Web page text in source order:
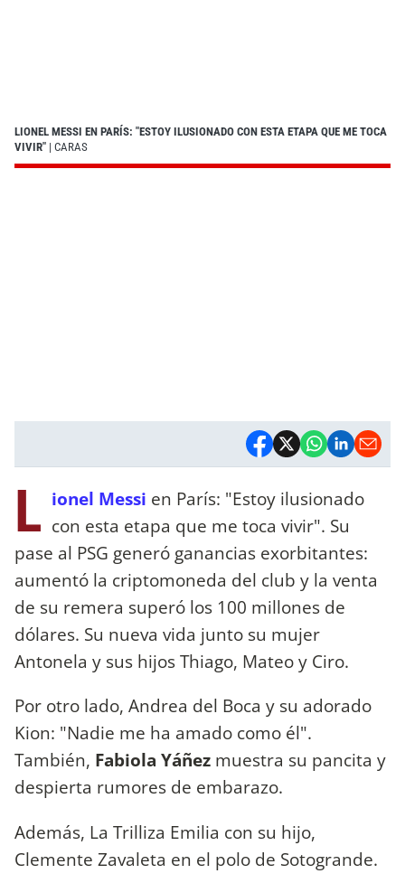
LIONEL MESSI EN PARÍS: "ESTOY ILUSIONADO CON ESTA ETAPA QUE ME TOCA
VIVIR" | CARAS
L ionel Messi en París: "Estoy ilusionado
con esta etapa que me toca vivir". Su
pase al PSG generó ganancias exorbitantes:
aumentó la criptomoneda del club y la venta
de su remera superó los 100 millones de
dólares. Su nueva vida junto su mujer
Antonela y sus hijos Thiago, Mateo y Ciro.
Por otro lado, Andrea del Boca y su adorado
Kion: "Nadie me ha amado como él".
También, Fabiola Yáñez muestra su pancita y
despierta rumores de embarazo.
Además, La Trilliza Emilia con su hijo,
Clemente Zavaleta en el polo de Sotogrande.